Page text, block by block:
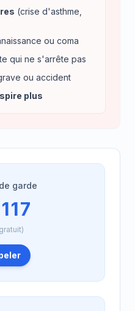
(crise d'asthme,
ou coma
qui ne s'arrête pas
ou accident
plus
garde